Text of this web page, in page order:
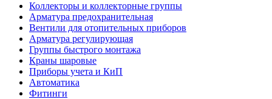
Коллекторы и коллекторные группы
Арматура предохранительная
Вентили для отопительных приборов
Арматура регулирующая
Группы быстрого монтажа
Краны шаровые
Приборы учета и КиП
Автоматика
Фитинги